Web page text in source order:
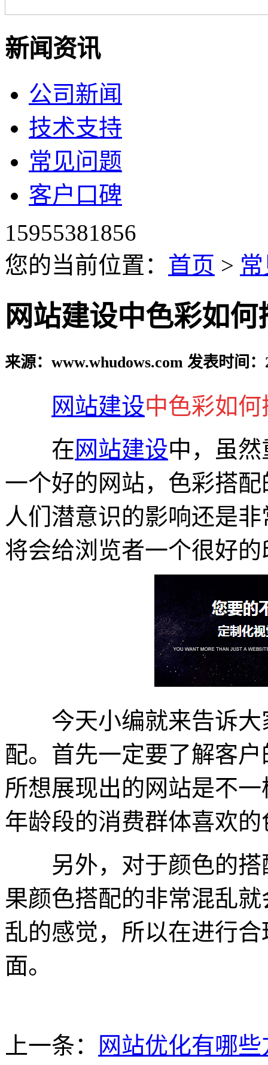
新闻资讯
公司新闻
技术支持
常见问题
客户口碑
15955381856
您的当前位置： 首页 >
网站建设中色彩如何
来源：www.whudows.com 发表时间：
网站建设中色彩如何
在网站建设中，虽
一个好的网站，色彩搭
人们潜意识的影响还是
将会给浏览者一个很好的
今天小编就来告诉大
配。首先一定要了解客
所想展现出的网站是不
年龄段的消费群体喜欢的
另外，对于颜色的搭
果颜色搭配的非常混乱
乱的感觉，所以在进行
面。
上一条： 网站优化有哪些